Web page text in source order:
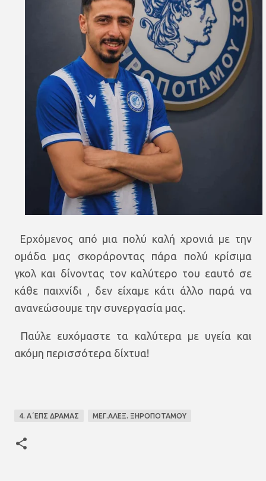
Ερχόμενος από μια πολύ καλή χρονιά με την
ομάδα μας σκοράροντας πάρα πολύ κρίσιμα
γκολ και δίνοντας τον καλύτερο του εαυτό σε
κάθε παιχνίδι , δεν είχαμε κάτι άλλο παρά να
ανανεώσουμε την συνεργασία μας.
Παύλε ευχόμαστε τα καλύτερα με υγεία και
ακόμη περισσότερα δίχτυα!
4. Α΄ΕΠΣ ΔΡΑΜΑΣ ΜΕΓ.ΑΛΕΞ. ΞΗΡΟΠΟΤΑΜΟΥ